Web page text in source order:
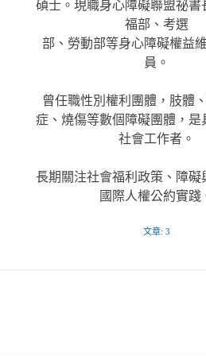
碩士。現職身心障礙聯盟祕書
福部、考選
部、勞動部等身心障礙權益
員。
曾任職性別權利團體，肢體
症、燒傷等數個障礙團體，是
社會工作者。
長期關注社會福利政策、障礙
國際人權公約實踐
文章: 3